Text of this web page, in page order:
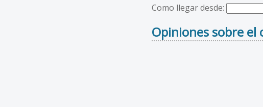
Como llegar desde:
Opiniones sobre el